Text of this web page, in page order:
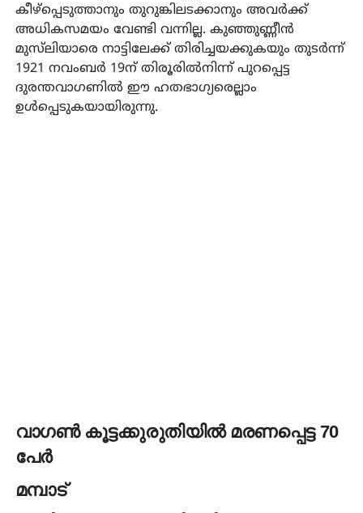
കീഴ്പ്പെടുത്താനും തുറുങ്കിലടക്കാനും അവർക്ക്
അധികസമയം വേണ്ടി വന്നില്ല. കുഞ്ഞുണ്ണീൻ
മുസ്‌ലിയാരെ നാട്ടിലേക്ക് തിരിച്ചയക്കുകയും തുടർന്ന്
1921 നവംബർ 19ന് തിരൂരിൽനിന്ന് പുറപ്പെട്ട
ദുരന്തവാഗണിൽ ഈ ഹതഭാഗ്യരെല്ലാം
ഉൾപ്പെടുകയായിരുന്നു.
വാഗൺ കൂട്ടക്കുരുതിയില്‍ മരണപ്പെട്ട 70
പേർ
മമ്പാട്